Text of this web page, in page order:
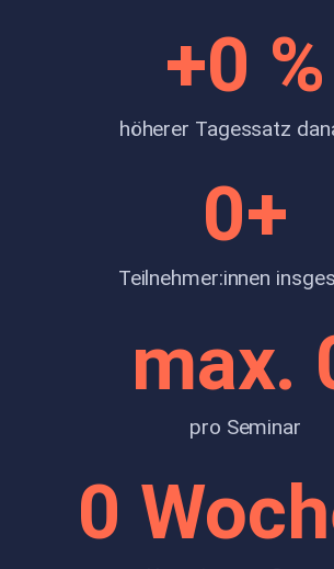
höherer Tagessatz
+0 %
Teilnehmer:innen
0+
pro Seminar
max.
0